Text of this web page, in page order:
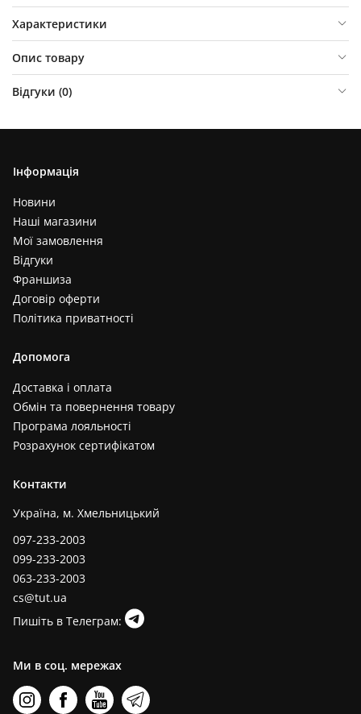
Характеристики
Опис товару
Відгуки (0)
Інформація
Новини
Наші магазини
Мої замовлення
Відгуки
Франшиза
Договір оферти
Політика приватності
Допомога
Доставка і оплата
Обмін та повернення товару
Програма лояльності
Розрахунок сертифікатом
Контакти
Україна, м. Хмельницький
097-233-2003
099-233-2003
063-233-2003
cs@tut.ua
Пишіть в Телеграм:
Ми в соц. мережах